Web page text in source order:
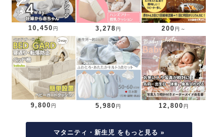
10,450 円 3,278 円 200 円～
9,800 円 5,980 円 12,800 円
マタニティ・新生児 をもっと見る »